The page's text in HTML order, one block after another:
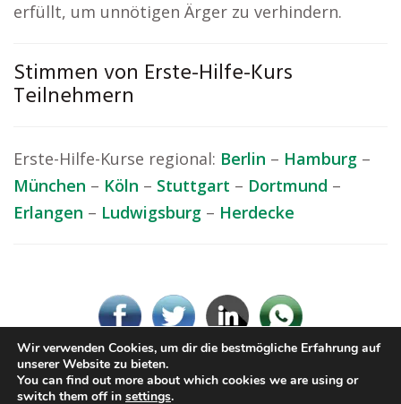
erfüllt, um unnötigen Ärger zu verhindern.
Stimmen von Erste-Hilfe-Kurs
Teilnehmern
Erste-Hilfe-Kurse regional: Berlin – Hamburg –
München – Köln – Stuttgart – Dortmund –
Erlangen – Ludwigsburg – Herdecke
© Erste-Hilfe-Kurs.rocks
Wir verwenden Cookies, um dir die bestmögliche Erfahrung auf
unserer Website zu bieten.
You can find out more about which cookies we are using or
switch them off in settings.